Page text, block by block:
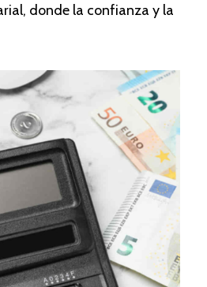
donde la confianza y la